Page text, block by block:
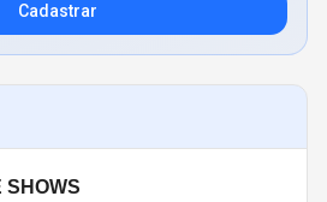
Cadastrar
SHOWS